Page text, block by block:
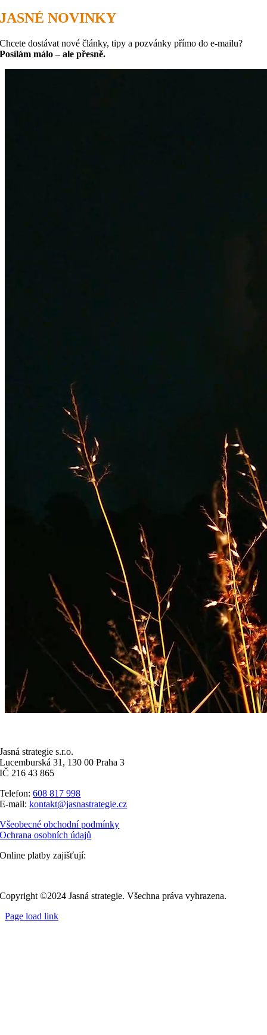
JASNÉ NOVINKY
Chcete dostávat nové články, tipy a pozvánky přímo do e-mailu?
Posílám málo – ale přesně.
Jasná strategie s.r.o.
Lucemburská 31, 130 00 Praha 3
IČ 216 43 865
Telefon:608 817 998
E-mail:kontakt@jasnastrategie.cz
Všeobecné obchodní podmínky
Ochrana osobních údajů
Online platby zajišťují:
Copyright ©2024 Jasná strategie. Všechna práva vyhrazena.
Page load link